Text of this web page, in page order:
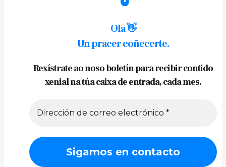
Ola 👋
Un pracer coñecerte.
Rexístrate ao noso boletín para recibir contido
xenial na túa caixa de entrada, cada mes.